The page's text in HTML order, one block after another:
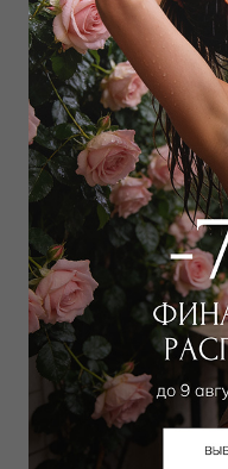
PLUTO
Костюм рубашка / брюки
25 200₽ 40 000₽